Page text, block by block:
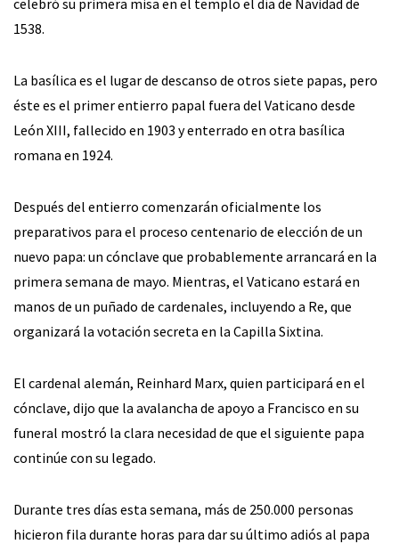
1538.
La basílica es el lugar de descanso de otros siete papas, pero
éste es el primer entierro papal fuera del Vaticano desde
León XIII, fallecido en 1903 y enterrado en otra basílica
romana en 1924.
Después del entierro comenzarán oficialmente los
preparativos para el proceso centenario de elección de un
nuevo papa: un cónclave que probablemente arrancará en la
primera semana de mayo. Mientras, el Vaticano estará en
manos de un puñado de cardenales, incluyendo a Re, que
organizará la votación secreta en la Capilla Sixtina.
El cardenal alemán, Reinhard Marx, quien participará en el
cónclave, dijo que la avalancha de apoyo a Francisco en su
funeral mostró la clara necesidad de que el siguiente papa
continúe con su legado.
Durante tres días esta semana, más de 250.000 personas
hicieron fila durante horas para dar su último adiós al papa